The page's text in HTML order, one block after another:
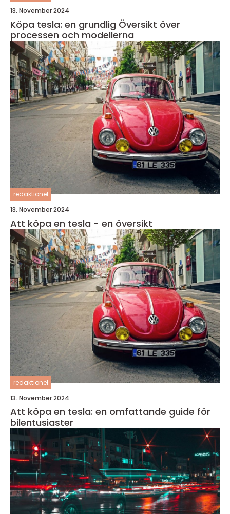
13. November 2024
Köpa tesla: en grundlig Översikt över
processen och modellerna
redaktionel
13. November 2024
Att köpa en tesla - en översikt
redaktionel
13. November 2024
Att köpa en tesla: en omfattande guide för
bilentusiaster